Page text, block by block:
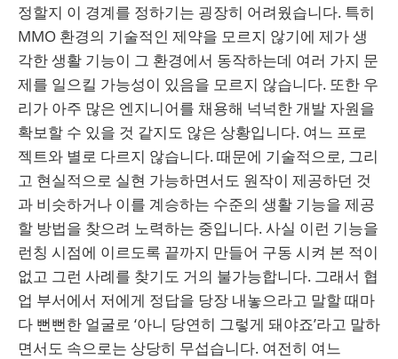
정할지 이 경계를 정하기는 굉장히 어려웠습니다. 특히
MMO 환경의 기술적인 제약을 모르지 않기에 제가 생
각한 생활 기능이 그 환경에서 동작하는데 여러 가지 문
제를 일으킬 가능성이 있음을 모르지 않습니다. 또한 우
리가 아주 많은 엔지니어를 채용해 넉넉한 개발 자원을
확보할 수 있을 것 같지도 않은 상황입니다. 여느 프로
젝트와 별로 다르지 않습니다. 때문에 기술적으로, 그리
고 현실적으로 실현 가능하면서도 원작이 제공하던 것
과 비슷하거나 이를 계승하는 수준의 생활 기능을 제공
할 방법을 찾으려 노력하는 중입니다. 사실 이런 기능을
런칭 시점에 이르도록 끝까지 만들어 구동 시켜 본 적이
없고 그런 사례를 찾기도 거의 불가능합니다. 그래서 협
업 부서에서 저에게 정답을 당장 내놓으라고 말할 때마
다 뻔뻔한 얼굴로 ‘아니 당연히 그렇게 돼야죠’라고 말하
면서도 속으로는 상당히 무섭습니다. 여전히 여느